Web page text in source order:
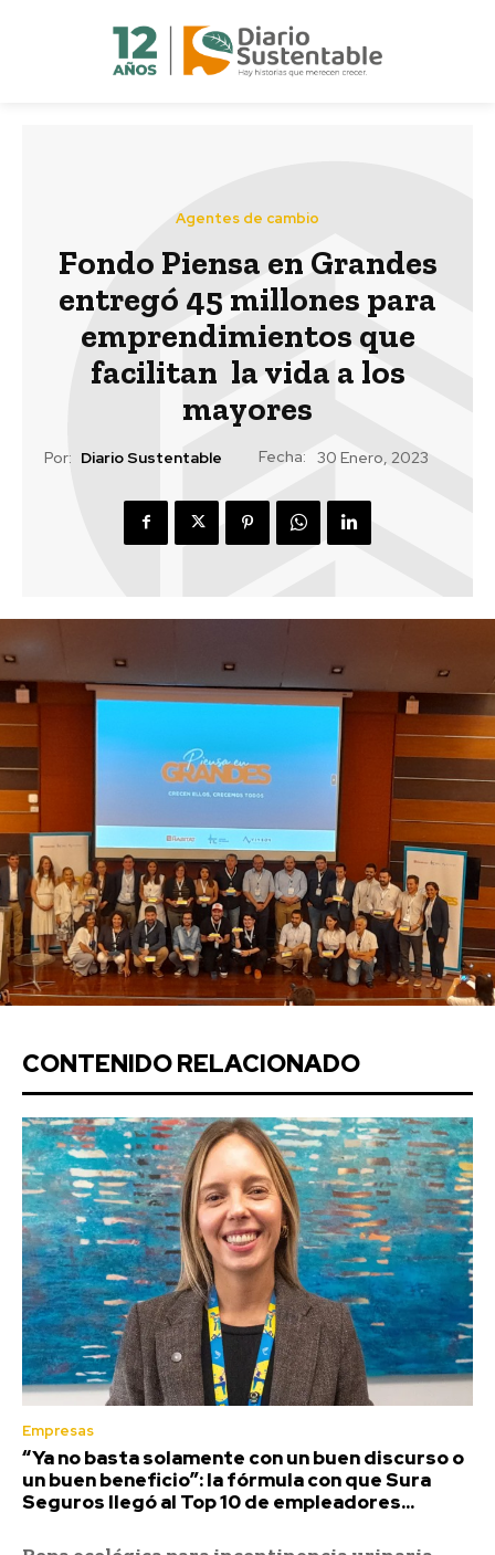
Agentes de cambio
Fondo Piensa en Grandes
entregó 45 millones para
emprendimientos que
facilitan la vida a los
mayores
Por: Diario Sustentable Fecha: 30 Enero, 2023
CONTENIDO RELACIONADO
Empresas
“Ya no basta solamente con un buen discurso o
un buen beneficio”: la fórmula con que Sura
Seguros llegó al Top 10 de empleadores...